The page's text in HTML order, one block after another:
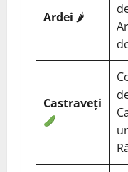
Ardei 🌶
Castraveți